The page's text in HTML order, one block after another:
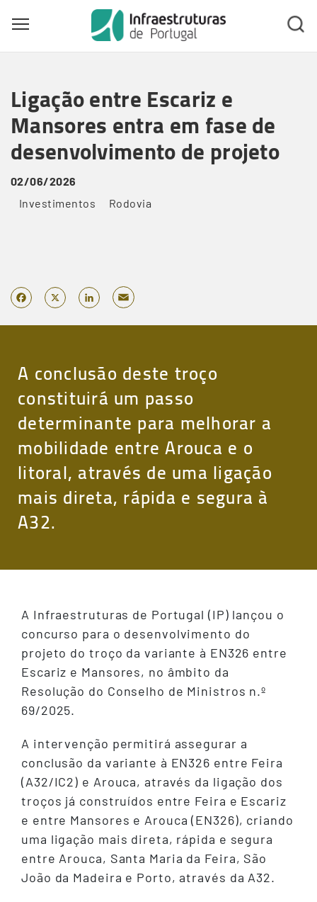
main
content
Toggle main menu visibility
Ligação entre Escariz e
Mansores entra em fase de
desenvolvimento de projeto
02/06/2026
Investimentos
Rodovia
Facebook
X LinkedIn
A conclusão deste troço
constituirá um passo
determinante para melhorar a
mobilidade entre Arouca e o
litoral, através de uma ligação
mais direta, rápida e segura à
A32.
A Infraestruturas de Portugal (IP) lançou o
concurso para o desenvolvimento do
projeto do troço da variante à EN326 entre
Escariz e Mansores, no âmbito da
Resolução do Conselho de Ministros n.º
69/2025.
A intervenção permitirá assegurar a
conclusão da variante à EN326 entre Feira
(A32/IC2) e Arouca, através da ligação dos
troços já construídos entre Feira e Escariz
e entre Mansores e Arouca (EN326), criando
uma ligação mais direta, rápida e segura
entre Arouca, Santa Maria da Feira, São
João da Madeira e Porto, através da A32.